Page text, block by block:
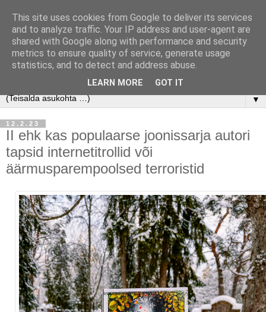
▼
12.2.23
II ehk kas populaarse joonissarja autori
tapsid internetitrollid või
äärmusparempoolsed terroristid
This site uses cookies from Google to deliver its services
and to analyze traffic. Your IP address and user-agent are
shared with Google along with performance and security
metrics to ensure quality of service, generate usage
statistics, and to detect and address abuse.
LEARN MORE GOT IT